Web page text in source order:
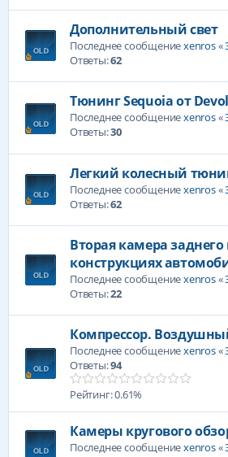
Дополнительный свет
Последнее сообщениеxenros«
Ответы:62
Тюнинг Sequoia от
Последнее сообщениеxenros«
Ответы:30
Легкий колесный
Последнее сообщениеxenros«
Ответы:62
Вторая камера
конструкциях
Последнее сообщениеxenros«
Ответы:22
Компрессор.
Последнее сообщениеxenros«
Ответы:94
Рейтинг: 0.61%
Камеры кругового
Последнее сообщениеxenros«